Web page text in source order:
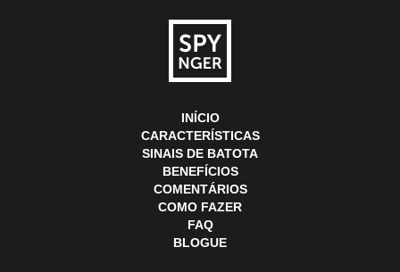
INÍCIO
CARACTERÍSTICAS
SINAIS DE BATOTA
BENEFÍCIOS
COMENTÁRIOS
COMO FAZER
FAQ
BLOGUE